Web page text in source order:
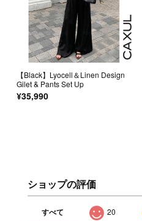
【Black】Lyocell＆Linen Design
Gilet & Pants Set Up
¥35,990
ショップの評価
すべて 20